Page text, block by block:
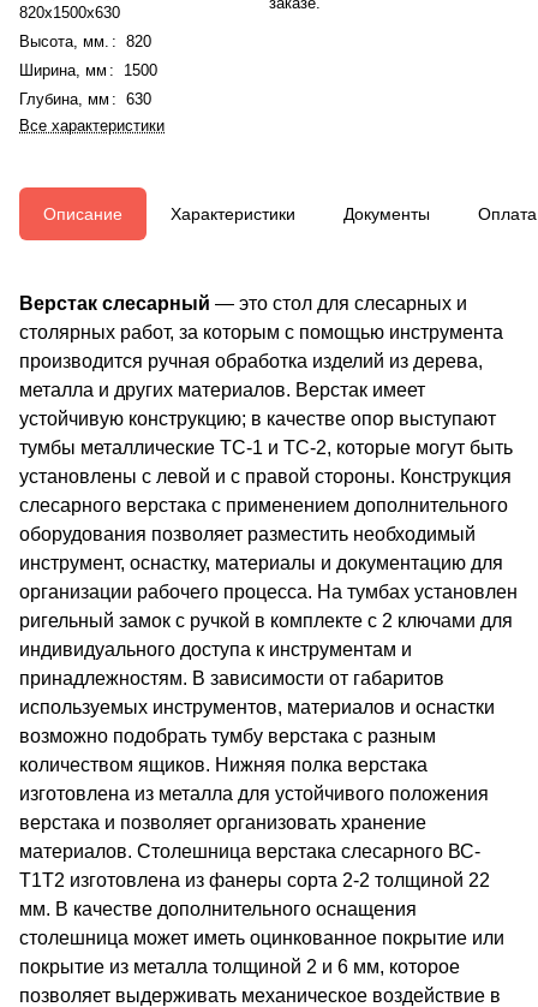
820x1500x630
Высота, мм. : 820
Ширина, мм :
1500
Глубина, мм : 630
Все характеристики
Описание Характеристики Документы Оплата
Верстак слесарный — это стол для слесарных и
столярных работ, за которым с помощью инструмента
производится ручная обработка изделий из дерева,
металла и других материалов. Верстак имеет
устойчивую конструкцию; в качестве опор выступают
тумбы металлические ТС-1 и ТС-2, которые могут быть
установлены с левой и с правой стороны. Конструкция
слесарного верстака с применением дополнительного
оборудования позволяет разместить необходимый
инструмент, оснастку, материалы и документацию для
организации рабочего процесса. На тумбах установлен
ригельный замок с ручкой в комплекте с 2 ключами для
индивидуального доступа к инструментам и
принадлежностям. В зависимости от габаритов
используемых инструментов, материалов и оснастки
возможно подобрать тумбу верстака с разным
количеством ящиков. Нижняя полка верстака
изготовлена из металла для устойчивого положения
верстака и позволяет организовать хранение
материалов. Столешница верстака слесарного ВС-
Т1Т2 изготовлена из фанеры сорта 2-2 толщиной 22
мм. В качестве дополнительного оснащения
столешница может иметь оцинкованное покрытие или
покрытие из металла толщиной 2 и 6 мм, которое
позволяет выдерживать механическое воздействие в